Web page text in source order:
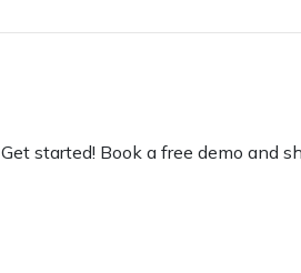
Get started! Book a free demo and